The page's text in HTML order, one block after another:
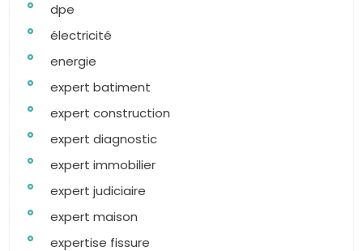
dpe
électricité
energie
expert batiment
expert construction
expert diagnostic
expert immobilier
expert judiciaire
expert maison
expertise fissure